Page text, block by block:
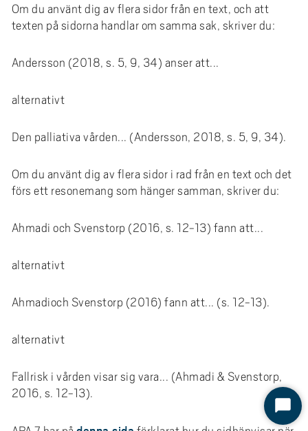
Om du använt dig av flera sidor från en text, och att
texten på sidorna handlar om samma sak, skriver du:
Andersson (2018, s. 5, 9, 34) anser att...
alternativt
Den palliativa vården... (Andersson, 2018, s. 5, 9, 34).
Om du använt dig av flera sidor i rad från en text och det
förs ett resonemang som hänger samman, skriver du:
Ahmadi och Svenstorp (2016, s. 12-13) fann att...
alternativt
Ahmadioch Svenstorp (2016) fann att... (s. 12-13).
alternativt
Fallrisk i vården visar sig vara... (Ahmadi & Svenstorp,
2016, s. 12-13).
S